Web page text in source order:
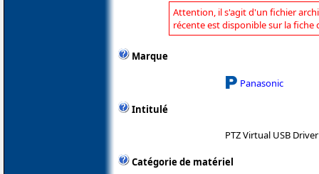
Attention, il s'agit d'un fichier
récente est disponible sur la fiche
Marque
Panasonic
Intitulé
PTZ Virtual USB Driver
Catégorie de matériel